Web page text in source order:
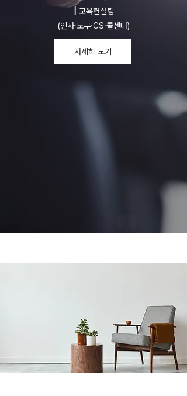
교육컨설팅
(인사·노무·CS·콜센터)
자세히 보기